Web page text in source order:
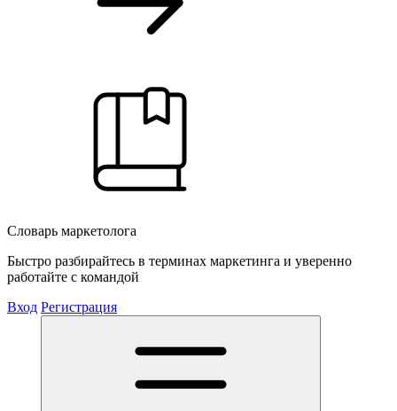
Словарь маркетолога
Быстро разбирайтесь в терминах маркетинга и уверенно
работайте с командой
Вход Регистрация